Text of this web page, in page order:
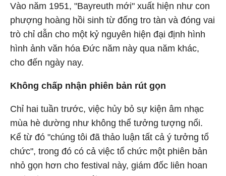
Vào năm 1951, "Bayreuth mới" xuất hiện như con
phượng hoàng hồi sinh từ đống tro tàn và đóng vai
trò chỉ dẫn cho một kỷ nguyên hiện đại định hình
hình ảnh văn hóa Đức năm này qua năm khác,
cho đến ngày nay.
Không chấp nhận phiên bản rút gọn
Chỉ hai tuần trước, việc hủy bỏ sự kiện âm nhạc
mùa hè dường như không thể tưởng tượng nổi.
Kể từ đó "chúng tôi đã thảo luận tất cả ý tưởng tổ
chức", trong đó có cả việc tổ chức một phiên bản
nhỏ gọn hơn cho festival này, giám đốc liên hoan